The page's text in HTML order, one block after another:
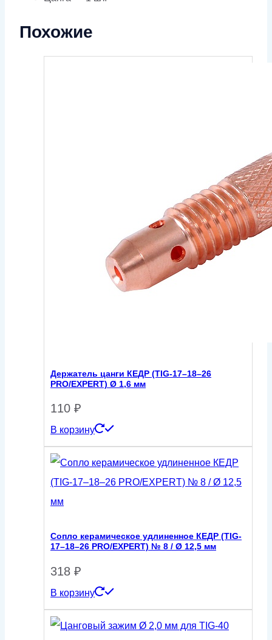
Похожие
Держатель цанги КЕДР (TIG-17–18–26
PRO/EXPERT) Ø 1,6 мм
110 ₽
В корзину
Сопло керамическое удлиненное КЕДР (TIG-
17–18–26 PRO/EXPERT) № 8 / Ø 12,5 мм
318 ₽
В корзину